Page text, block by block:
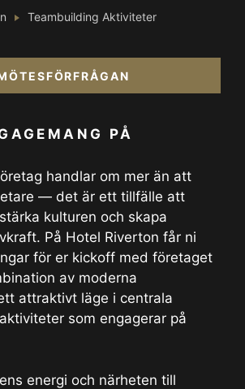
Teambuilding Aktiviteter
PÅ
handlar om mer än att
— det är ett tillfälle att
kulturen och skapa
På Hotel Riverton får ni
för er kickoff med företaget
av moderna
attraktivt läge i centrala
som engagerar på
energi och närheten till